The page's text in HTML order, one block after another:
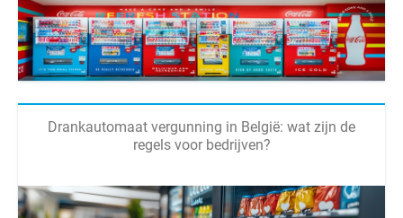
Drankautomaat vergunning in België: wat zijn de
regels voor bedrijven?